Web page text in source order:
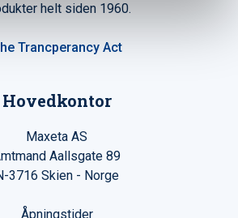
helt siden 1960.
Trancperancy Act
Hovedkontor
Maxeta AS
Aallsgate 89
3716 Skien - Norge
Åpningstider